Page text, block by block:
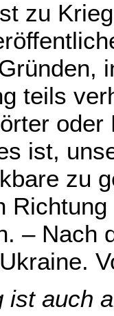
zu
teils
ist,
zu
Richtung
– Nach
ist auch